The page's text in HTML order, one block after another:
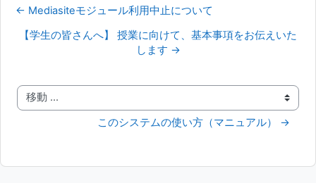
← Mediasiteモジュール利用中止について
【学生の皆さんへ】 授業に向けて、基本事項をお伝えいた
します →
移動 ...
このシステムの使い方（マニュアル） →